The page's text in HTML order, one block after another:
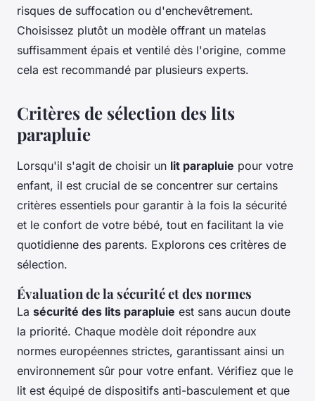
risques de suffocation ou d'enchevêtrement.
Choisissez plutôt un modèle offrant un matelas
suffisamment épais et ventilé dès l'origine, comme
cela est recommandé par plusieurs experts.
Critères de sélection des lits
parapluie
Lorsqu'il s'agit de choisir un lit parapluie pour votre
enfant, il est crucial de se concentrer sur certains
critères essentiels pour garantir à la fois la sécurité
et le confort de votre bébé, tout en facilitant la vie
quotidienne des parents. Explorons ces critères de
sélection.
Évaluation de la sécurité et des normes
La sécurité des lits parapluie est sans aucun doute
la priorité. Chaque modèle doit répondre aux
normes européennes strictes, garantissant ainsi un
environnement sûr pour votre enfant. Vérifiez que le
lit est équipé de dispositifs anti-basculement et que